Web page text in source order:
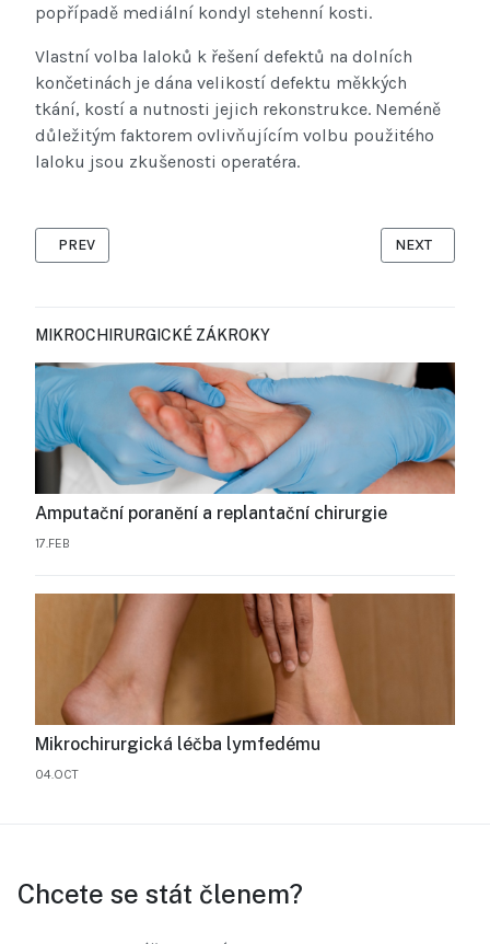
MIKROCHIRURGICKÉ ZÁKROKY
Amputační poranění a replantační chirurgie
17.FEB
Mikrochirurgická léčba lymfedému
04.OCT
popřípadě mediální kondyl stehenní kosti.
Vlastní volba laloků k řešení defektů na dolních
končetinách je dána velikostí defektu měkkých
tkání, kostí a nutnosti jejich rekonstrukce. Neméně
důležitým faktorem ovlivňujícím volbu použitého
laloku jsou zkušenosti operatéra.
PREVIOUS ARTICLE: REKONSTRUKCE PRSU
PREV NEXT
NEXT
Chcete se stát členem?